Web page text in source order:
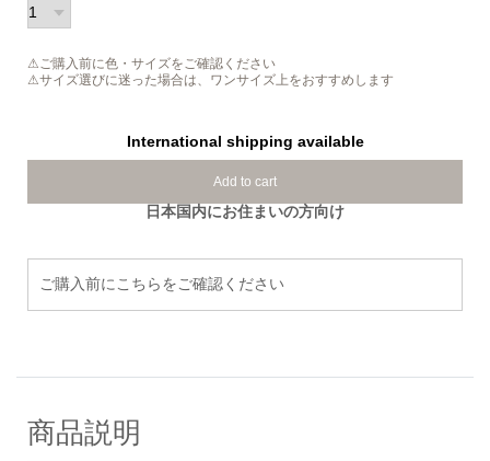
⚠ご購入前に色・サイズをご確認ください
⚠サイズ選びに迷った場合は、ワンサイズ上をおすすめします
International shipping available
Add to cart
日本国内にお住まいの方向け
ご購入前にこちらをご確認ください
商品説明